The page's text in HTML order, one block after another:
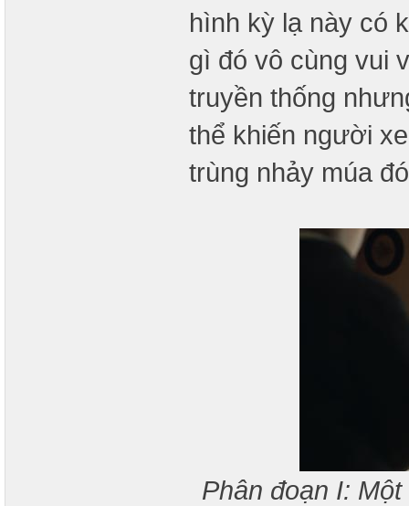
hình kỳ lạ này có
gì đó vô cùng vui
truyền thống
thể khiến người
trùng nhảy múa
Phân đoạn I: